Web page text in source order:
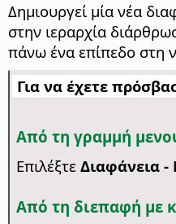
Δημιουργεί μία νέα
στην ιεραρχία
πάνω ένα επίπεδο στη
Για να έχετε
Από τη γραμμή
Επιλέξτε Διαφάνεια -
Από τη διεπαφή με